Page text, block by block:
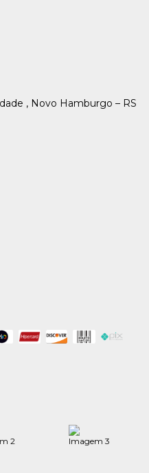
, Novo Hamburgo – RS